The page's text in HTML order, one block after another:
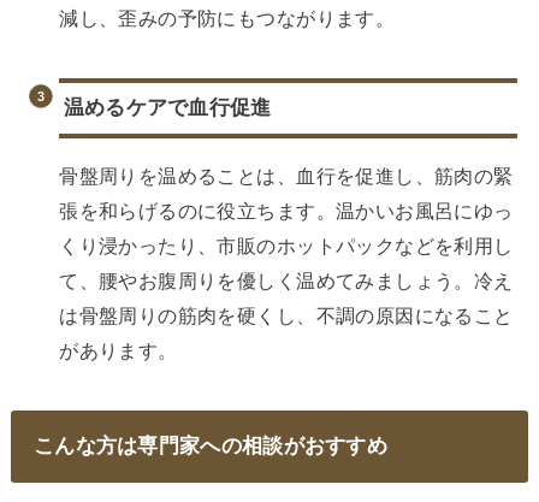
減し、歪みの予防にもつながります。
温めるケアで血行促進
骨盤周りを温めることは、血行を促進し、筋肉の緊
張を和らげるのに役立ちます。温かいお風呂にゆっ
くり浸かったり、市販のホットパックなどを利用し
て、腰やお腹周りを優しく温めてみましょう。冷え
は骨盤周りの筋肉を硬くし、不調の原因になること
があります。
こんな方は専門家への相談がおすすめ